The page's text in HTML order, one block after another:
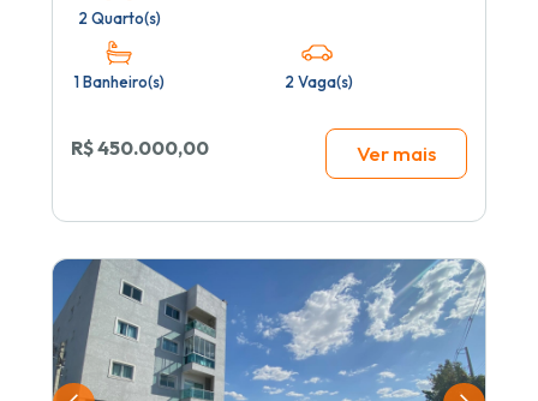
2 Quarto(s)
1 Banheiro(s) 2 Vaga(s)
R$ 450.000,00 Ver mais